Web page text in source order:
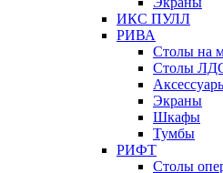
ИКС ПУЛЛ
РИВА
Столы на
Столы
Экраны
Шкафы
Тумбы
РИФТ
Столы